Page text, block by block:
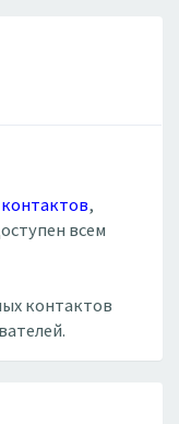
,
всем
контактов